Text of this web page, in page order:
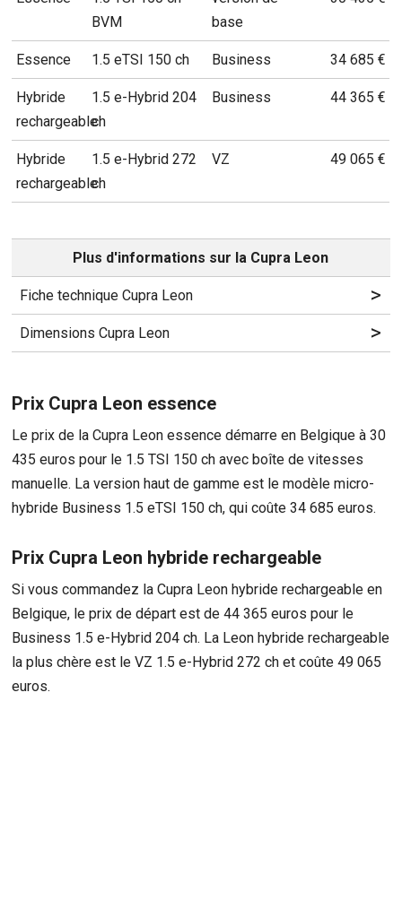
BVM
base
Essence 1.5 eTSI 150 ch Business 34 685 €
Hybride
rechargeable
1.5 e-Hybrid 204
ch
Business 44 365 €
Hybride
rechargeable
1.5 e-Hybrid 272
ch
VZ 49 065 €
Plus d'informations sur la Cupra Leon
Fiche technique Cupra Leon >
Dimensions Cupra Leon >
Prix Cupra Leon essence
Le prix de la Cupra Leon essence démarre en Belgique à 30
435 euros pour le 1.5 TSI 150 ch avec boîte de vitesses
manuelle. La version haut de gamme est le modèle micro-
hybride Business 1.5 eTSI 150 ch, qui coûte 34 685 euros.
Prix Cupra Leon hybride rechargeable
Si vous commandez la Cupra Leon hybride rechargeable en
Belgique, le prix de départ est de 44 365 euros pour le
Business 1.5 e-Hybrid 204 ch. La Leon hybride rechargeable
la plus chère est le VZ 1.5 e-Hybrid 272 ch et coûte 49 065
euros.